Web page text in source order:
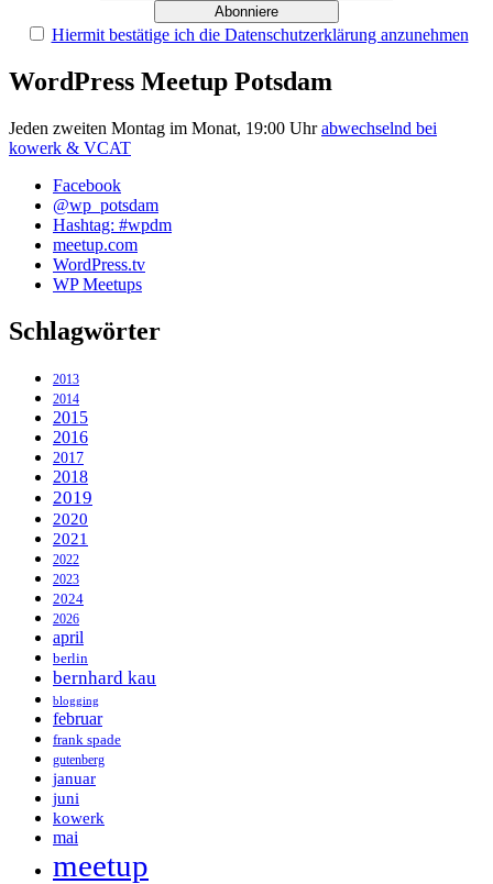
Hiermit bestätige ich die Datenschutzerklärung anzunehmen
WordPress Meetup Potsdam
Jeden zweiten Montag im Monat, 19:00 Uhrabwechselnd bei
kowerk & VCAT
Facebook
@wp_potsdam
Hashtag: #wpdm
meetup.com
WordPress.tv
WP Meetups
Schlagwörter
2013
2014
2015
2016
2017
2018
2019
2020
2021
2022
2023
2024
2026
april
berlin
bernhard kau
blogging
februar
frank spade
gutenberg
januar
juni
kowerk
mai
meetup